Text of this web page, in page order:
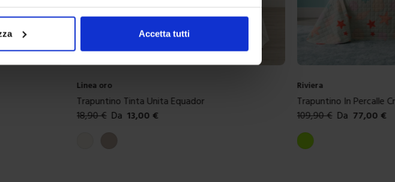
Accetta tutti
Riviera
Trapuntino In Percalle Crystal
109,90€ Da 77,00
Colori disponibili
Verde chiaro
Riviera
Trapuntino In Percalle
109,90€ Da 77,00 €
Colori disponibili
Azzurro